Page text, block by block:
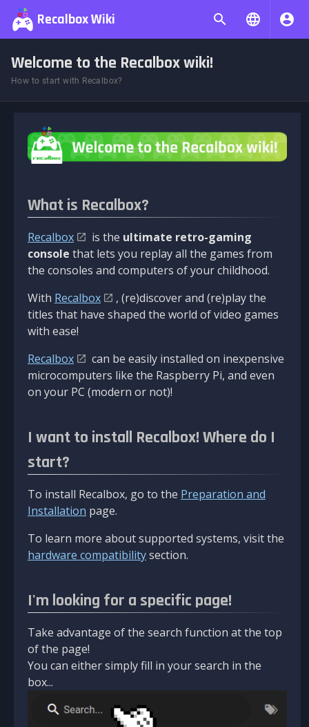
Recalbox Wiki
Welcome to the Recalbox wiki!
How to start with Recalbox?
What is Recalbox?
Recalbox is the ultimate retro-gaming
console that lets you replay all the games from
the consoles and computers of your childhood.
With Recalbox
, (re)discover and (re)play the
titles that have shaped the world of video games
with ease!
Recalbox
can be easily installed on inexpensive
microcomputers like the Raspberry Pi, and even
on your PC (modern or not)!
I want to install Recalbox! Where do I
start?
To install Recalbox, go to the Preparation and
Installation page.
To learn more about supported systems, visit the
hardware compatibilitysection.
I'm looking for a specific page!
Take advantage of the search function at the top
of the page!
You can either simply fill in your search in the
box...